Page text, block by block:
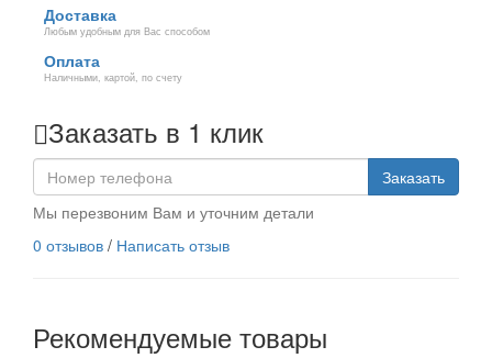
Доставка
Любым удобным для Вас способом
Оплата
Наличными, картой, по счету
Заказать в 1 клик
Заказать
Мы перезвоним Вам и уточним детали
0 отзывов / Написать отзыв
Рекомендуемые товары